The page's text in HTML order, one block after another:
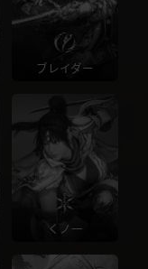
ブレイダー
くノ一